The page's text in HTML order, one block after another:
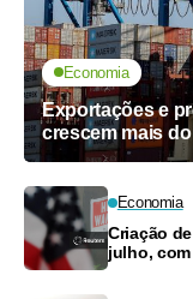
Economia
Exportações e
crescem mais
Economia
Criação
julho,